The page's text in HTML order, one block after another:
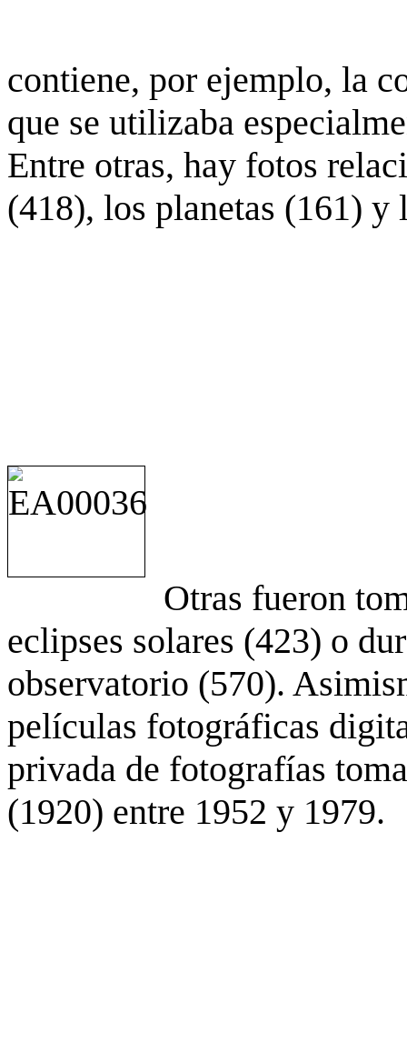
contiene, por ejemplo, la
que se utilizaba
Entre otras, hay fotos
(418), los planetas (161) y
Otras fueron
eclipses solares (423) o
observatorio (570).
películas fotográficas
privada de fotografías
(1920) entre 1952 y 1979.